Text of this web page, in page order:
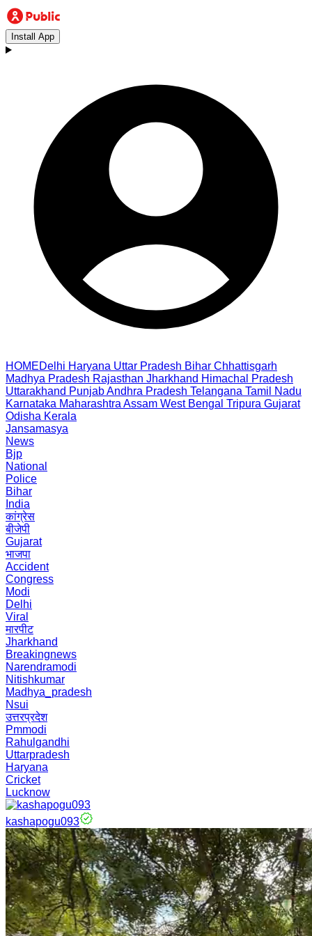
Install App
HOMEDelhi Haryana Uttar Pradesh Bihar Chhattisgarh
Madhya Pradesh Rajasthan Jharkhand Himachal Pradesh
Uttarakhand PunjabAndhra Pradesh Telangana Tamil Nadu
Karnataka Maharashtra Assam West Bengal Tripura Gujarat
Odisha Kerala
Jansamasya
News
Bjp
National
Police
Bihar
India
कांग्रेस
बीजेपी
Gujarat
भाजपा
Accident
Congress
Modi
Delhi
Viral
मारपीट
Jharkhand
Breakingnews
Narendramodi
Nitishkumar
Madhya_pradesh
Nsui
उत्तरप्रदेश
Pmmodi
Rahulgandhi
Uttarpradesh
Haryana
Cricket
Lucknow
kashapogu093